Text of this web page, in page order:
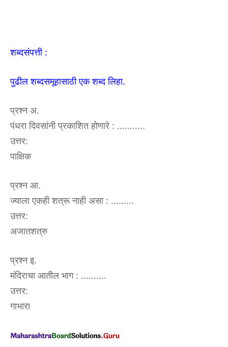
शब्दसंपत्ती :
पुढील शब्दसमूहासाठी एक शब्द लिहा.
प्रश्न अ.
पंधरा दिवसांनी प्रकाशित होणारे : ………..
उत्तर:
पाक्षिक
प्रश्न आ.
ज्याला एकही शत्रू नाही असा : ………
उत्तर:
अजातशत्रु
प्रश्न इ.
मंदिराचा आतील भाग : ……….
उत्तर:
गाभारा